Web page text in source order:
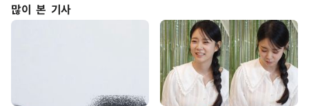
많이 본 기사